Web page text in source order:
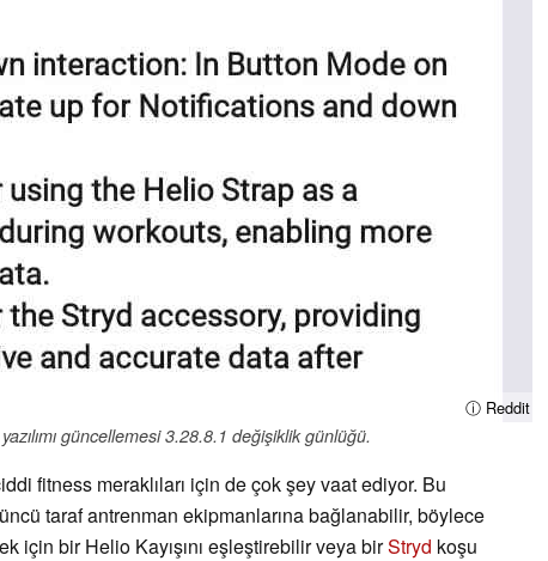
ⓘ Reddit
güncellemesi 3.28.8.1 değişiklik günlüğü.
fitness meraklıları için de çok şey vaat ediyor. Bu
taraf antrenman ekipmanlarına bağlanabilir, böylece
için bir Helio Kayışını eşleştirebilir veya birStryd koşu